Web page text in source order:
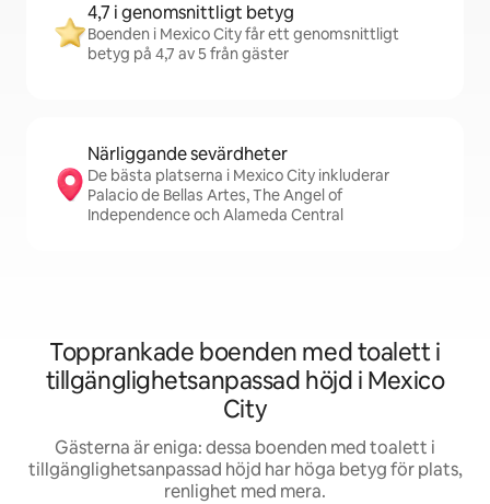
4,7 i genomsnittligt betyg
Boenden i Mexico City får ett genomsnittligt
betyg på 4,7 av 5 från gäster
Närliggande sevärdheter
De bästa platserna i Mexico City inkluderar
Palacio de Bellas Artes, The Angel of
Independence och Alameda Central
Topprankade boenden med toalett i
tillgänglighetsanpassad höjd i Mexico
City
Gästerna är eniga: dessa boenden med toalett i
tillgänglighetsanpassad höjd har höga betyg för plats,
renlighet med mera.